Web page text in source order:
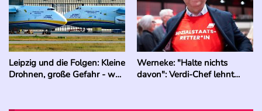
Leipzig und die Folgen: Kleine
Drohnen, große Gefahr - was
Werneke: "Halte nichts
davon": Verdi-Chef lehnt